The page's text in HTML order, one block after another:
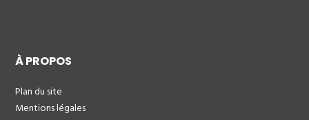
À PROPOS
Plan du site
Mentions légales